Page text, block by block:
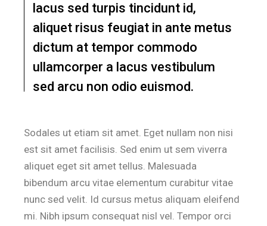
lacus sed turpis tincidunt id,
aliquet risus feugiat in ante metus
dictum at tempor commodo
ullamcorper a lacus vestibulum
sed arcu non odio euismod.
Sodales ut etiam sit amet. Eget nullam non nisi
est sit amet facilisis. Sed enim ut sem viverra
aliquet eget sit amet tellus. Malesuada
bibendum arcu vitae elementum curabitur vitae
nunc sed velit. Id cursus metus aliquam eleifend
mi. Nibh ipsum consequat nisl vel. Tempor orci